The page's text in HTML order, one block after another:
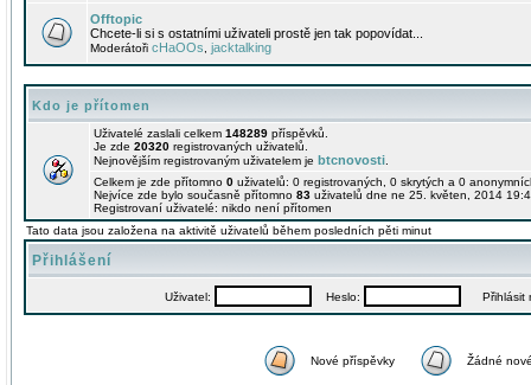
Offtopic
Chcete-li si s ostatními uživateli prostě jen tak popovídat...
Moderátoři cHaOOs jacktalking
Kdo je přítomen
Uživatelé zaslali celkem 148289 příspěvků.
Je zde 20320 registrovaných uživatelů.
Nejnovějším registrovaným uživatelem je btcnovosti
Celkem je zde přítomno 0 uživatelů: 0 registrovaných, 0 skrytých a 0
Nejvíce zde bylo současně přítomno 83 uživatelů dne ne 25. květen, 2014
Registrovaní uživatelé: nikdo není přítomen
Tato data jsou založena na aktivitě uživatelů během posledních pěti minut
Přihlášení
Uživatel: Heslo: Přihlásit
Nové příspěvky Žádné